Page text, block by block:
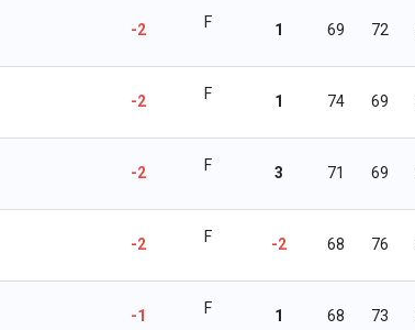
-2 F 1 69 72
-2 F 1 74 69
-2 F 3 71 69
-2 F -2 68 76
-1 F 1 68 73